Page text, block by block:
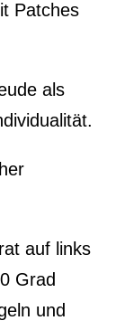
Patches
als
auf links
Grad
und